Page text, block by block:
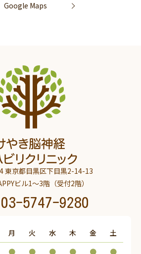
Google Maps
東京都目黒区下目黒2-14-13
ビル1～3階（受付2階）
03-5747-9280
月 火 水 木 金
土
● ● ● ● ●
●